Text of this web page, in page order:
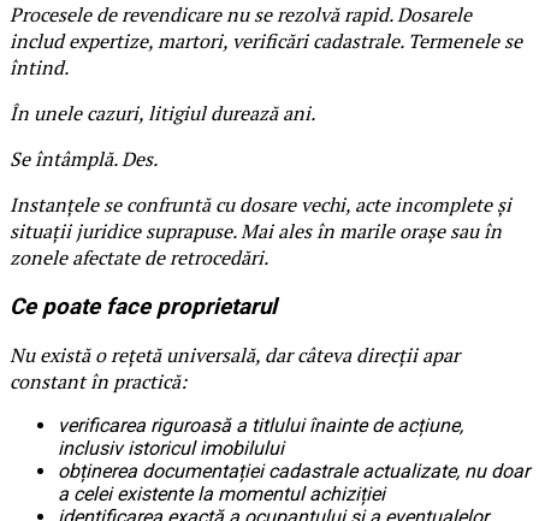
Procesele de revendicare nu se rezolvă rapid. Dosarele
includ expertize, martori, verificări cadastrale. Termenele se
întind.
În unele cazuri, litigiul durează ani.
Se întâmplă. Des.
Instanțele se confruntă cu dosare vechi, acte incomplete și
situații juridice suprapuse. Mai ales în marile orașe sau în
zonele afectate de retrocedări.
Ce poate face proprietarul
Nu există o rețetă universală, dar câteva direcții apar
constant în practică:
verificarea riguroasă a titlului înainte de acțiune,
inclusiv istoricul imobilului
obținerea documentației cadastrale actualizate, nu doar
a celei existente la momentul achiziției